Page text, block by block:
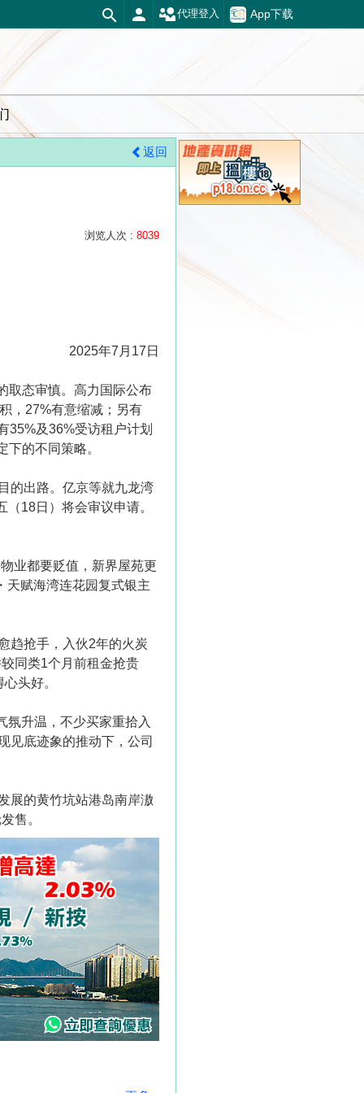
App下载
代理登入
返回
浏览人次 : 8039
2025年7月17日
取态审慎。高力国际公布
，27%有意缩减；另有
35%及36%受访租户计划
的不同策略。
的出路。亿京等就九龙湾
18日）将会审议申请。
业都要贬值，新界屋苑更
天赋海湾连花园复式银主
趋抢手，入伙2年的火炭
同类1个月前租金抢贵
头好。
氛升温，不少买家重拾入
见底迹象的推动下，公司
展的黄竹坑站港岛南岸滶
售。